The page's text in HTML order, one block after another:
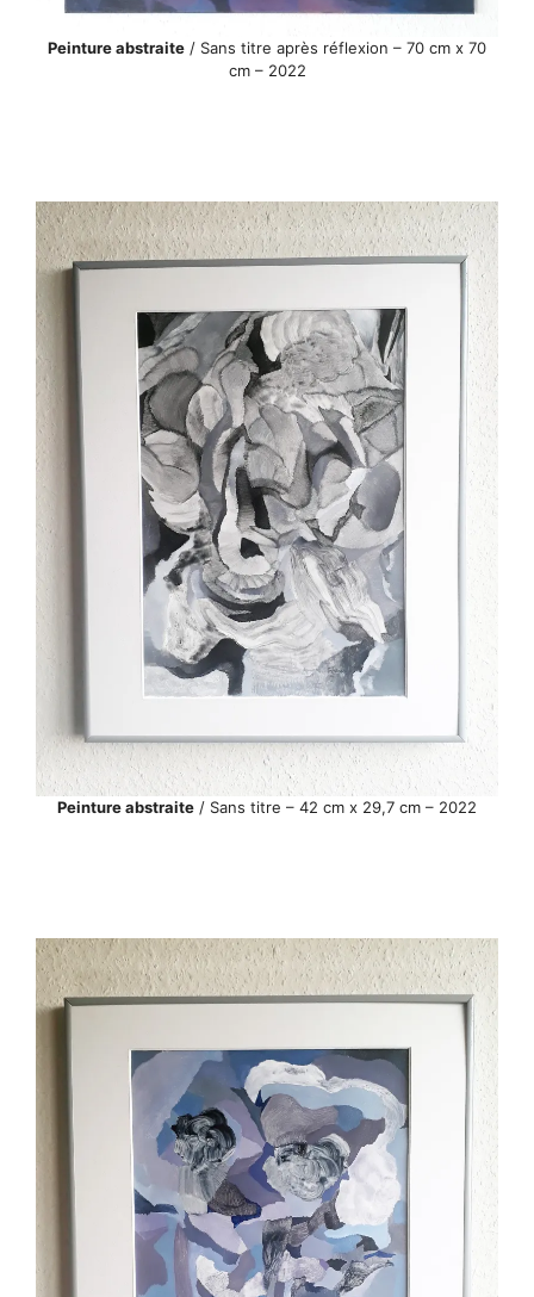
Peinture abstraite / Sans titre après réflexion – 70 cm x 70
cm – 2022
Peinture abstraite / Sans titre – 42 cm x 29,7 cm – 2022